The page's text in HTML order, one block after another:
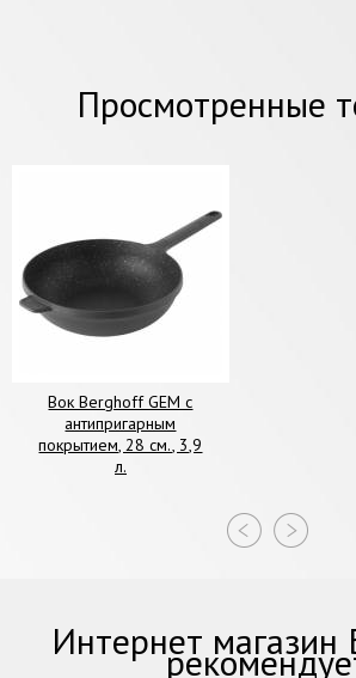
Просмотренные
Вок Berghoff GEM с
антипригарным
покрытием, 28 см., 3,9
л.
Интернет магазин